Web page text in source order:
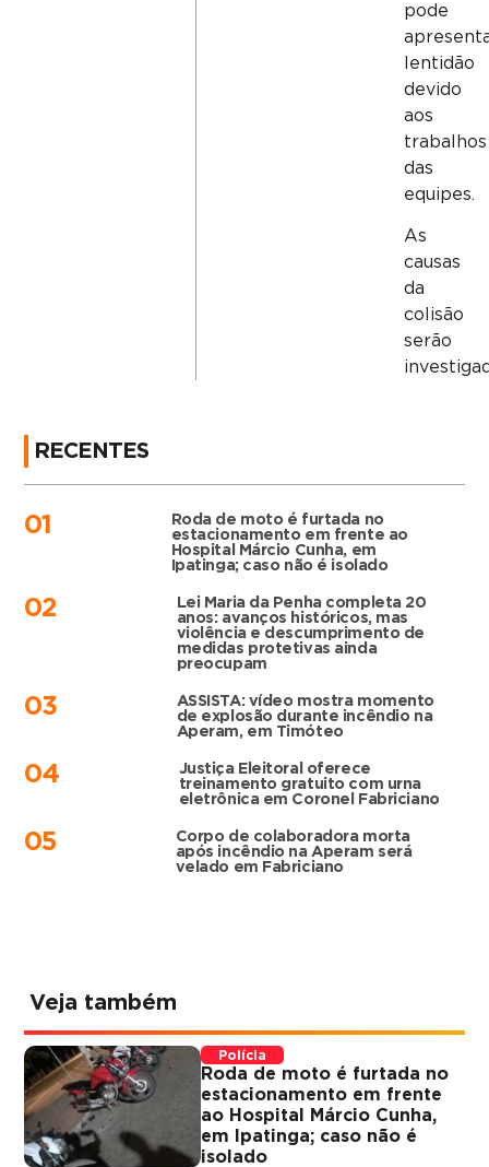
pode
lentidão
devido
aos
trabalhos
das
equipes.
As
causas
da
colisão
serão
RECENTES
01
Roda de moto é furtada no
estacionamento em frente ao
Hospital Márcio Cunha, em
Ipatinga; caso não é isolado
02
Lei Maria da Penha completa 20
anos: avanços históricos, mas
violência e descumprimento de
medidas protetivas ainda
preocupam
03
ASSISTA: vídeo mostra momento
de explosão durante incêndio na
Aperam, em Timóteo
04
Justiça Eleitoral oferece
treinamento gratuito com urna
eletrônica em Coronel Fabriciano
05
Corpo de colaboradora morta
após incêndio na Aperam será
velado em Fabriciano
Veja também
Polícia
Roda de moto é furtada no
estacionamento em frente
ao Hospital Márcio Cunha,
em Ipatinga; caso não é
isolado